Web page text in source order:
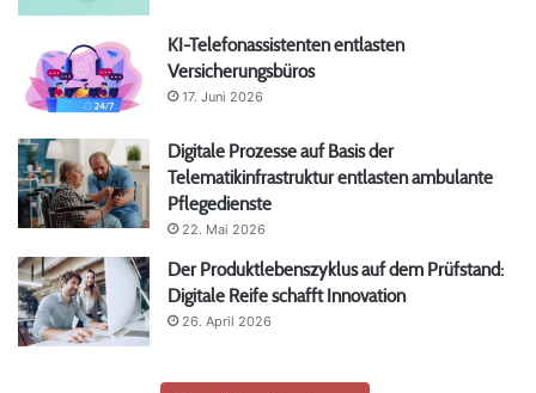
KI-Telefonassistenten entlasten
Versicherungsbüros
17. Juni 2026
Digitale Prozesse auf Basis der
Telematikinfrastruktur entlasten ambulante
Pflegedienste
22. Mai 2026
Der Produktlebenszyklus auf dem Prüfstand:
Digitale Reife schafft Innovation
26. April 2026